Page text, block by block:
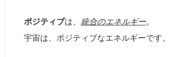
ポジティブは、 統合のエネルギー。
宇宙は、ポジティブなエネルギーです。